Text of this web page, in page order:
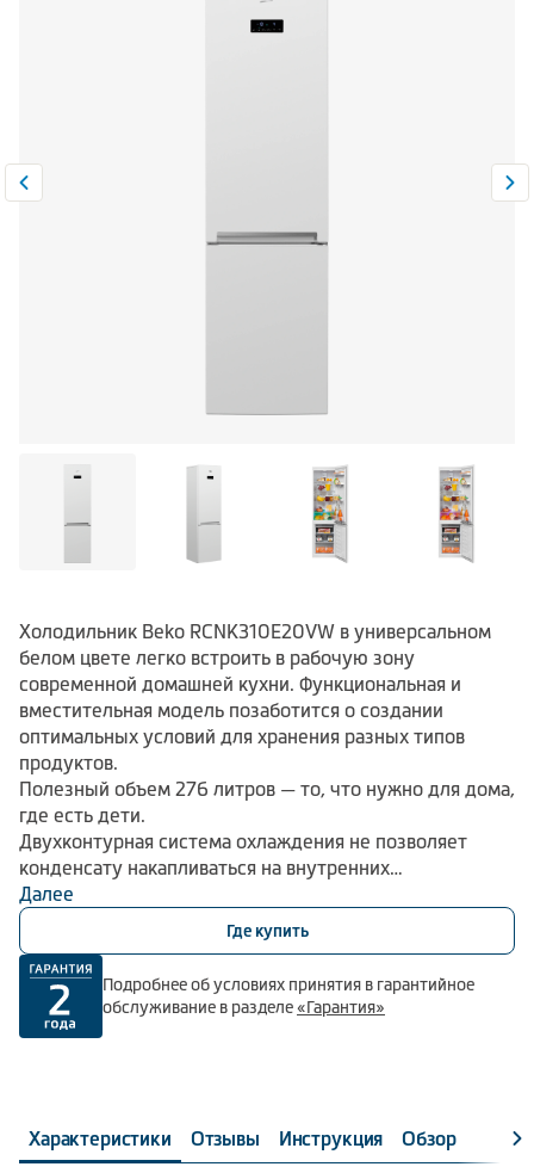
Климатическая техника
Холодильник Beko RCNK310E20VW в универсальном
белом цвете легко встроить в рабочую зону
современной домашней кухни. Функциональная и
вместительная модель позаботится о создании
оптимальных условий для хранения разных типов
продуктов.
Полезный объем 276 литров — то, что нужно для дома,
где есть дети.
Двухконтурная система охлаждения не позволяет
конденсату накапливаться на внутренних
поверхностях. Это позволяет забыть о регулярной
ручной разморозке, что значительно упрощает уход за
техникой.
В ящике для фруктов и овощей применяется
специальная трехцветная подсветка, которая помогает
дольше сохранить вкус и витамины.
поддерживать стабильную температуру в камерах,
продлевая срок их хранения.
Далее
Где купить
Подробнее об условиях принятия в гарантийное
обслуживание в разделе«Гарантия»
Характеристики Отзывы Инструкция Обзор